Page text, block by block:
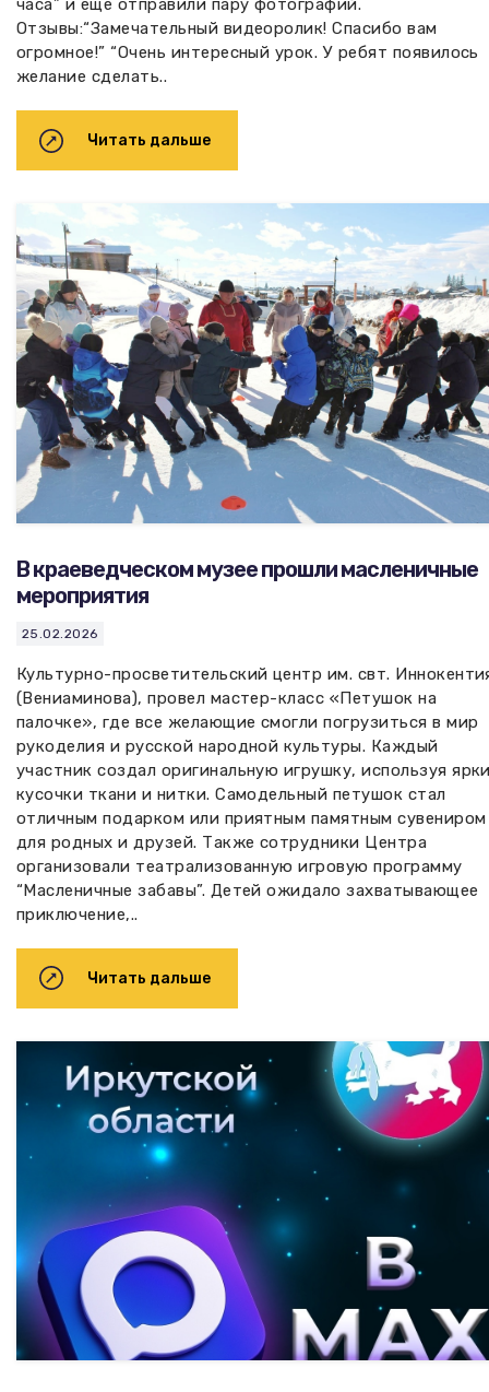
часа” и еще отправили пару фотографий.
Отзывы:“Замечательный видеоролик! Спасибо вам
огромное!” “Очень интересный урок. У ребят появилось
желание сделать..
Читать дальше
В краеведческом музее прошли масленичные
мероприятия
25.02.2026
Культурно-просветительский центр им. свт.
(Вениаминова), провел мастер-класс «Петушок на
палочке», где все желающие смогли погрузиться в мир
рукоделия и русской народной культуры. Каждый
участник создал оригинальную игрушку, используя
кусочки ткани и нитки. Самодельный петушок стал
отличным подарком или приятным памятным сувениром
для родных и друзей. Также сотрудники Центра
организовали театрализованную игровую программу
“Масленичные забавы”. Детей ожидало захватывающее
приключение,..
Читать дальше